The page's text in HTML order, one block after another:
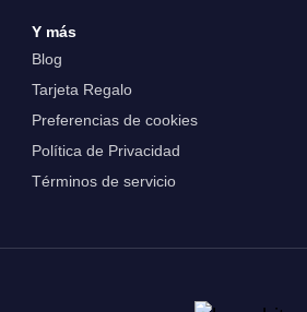
Y más
Blog
Tarjeta Regalo
Preferencias de cookies
Política de Privacidad
Términos de servicio